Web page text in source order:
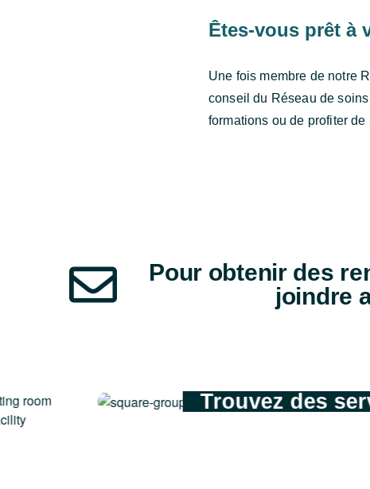
Êtes-vous prêt à
Une fois membre de notre
conseil du Réseau de
formations ou de profiter
Pour obtenir des
joindre
Trouvez des